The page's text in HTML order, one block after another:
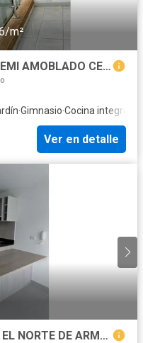
m²
SE VENDE APARTAESTUDIO SEMI AMOBLADO CENTENARIO
·Gimnasio·Cocina integral
Ver en detalle
SE VENDE APARTAMENTO EN EL NORTE DE ARMENIA